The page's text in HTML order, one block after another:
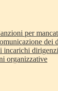
per
dei
incarichi
organizzative